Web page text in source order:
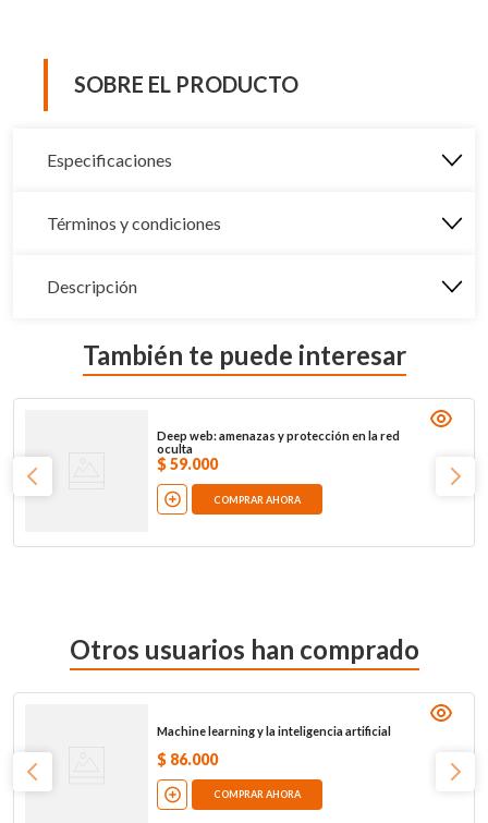
SOBRE EL PRODUCTO
Especificaciones
Términos y condiciones
Descripción
También te puede interesar
Deep web: amenazas y protección en la red
oculta
$ 59.000
COMPRAR AHORA
Otros usuarios han comprado
Machine learning y la inteligencia artificial
$ 86.000
COMPRAR AHORA